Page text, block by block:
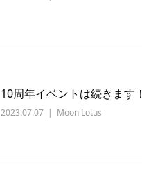
10周年イベントは続きます！
2023.07.07 Moon Lotus